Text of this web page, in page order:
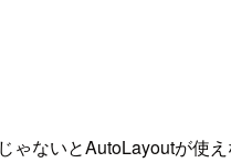
ないとAutoLayoutが使え